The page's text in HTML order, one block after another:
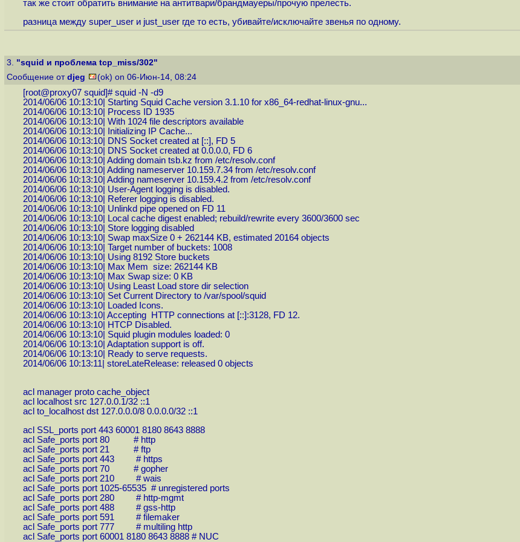
так же стоит обратить внимание на антитвари/брандмауеры/прочую прелесть.
разница между super_user и just_user где то есть, убивайте/исключайте звенья по одному.
3. "squid и проблема tcp_miss/302"
Сообщение от djeg (ok) on 06-Июн-14, 08:24
[root@proxy07 squid]# squid -N -d9
2014/06/06 10:13:10| Starting Squid Cache version 3.1.10 for x86_64-redhat-linux-gnu...
2014/06/06 10:13:10| Process ID 1935
2014/06/06 10:13:10| With 1024 file descriptors available
2014/06/06 10:13:10| Initializing IP Cache...
2014/06/06 10:13:10| DNS Socket created at [::], FD 5
2014/06/06 10:13:10| DNS Socket created at 0.0.0.0, FD 6
2014/06/06 10:13:10| Adding domain tsb.kz from /etc/resolv.conf
2014/06/06 10:13:10| Adding nameserver 10.159.7.34 from /etc/resolv.conf
2014/06/06 10:13:10| Adding nameserver 10.159.4.2 from /etc/resolv.conf
2014/06/06 10:13:10| User-Agent logging is disabled.
2014/06/06 10:13:10| Referer logging is disabled.
2014/06/06 10:13:10| Unlinkd pipe opened on FD 11
2014/06/06 10:13:10| Local cache digest enabled; rebuild/rewrite every 3600/3600 sec
2014/06/06 10:13:10| Store logging disabled
2014/06/06 10:13:10| Swap maxSize 0 + 262144 KB, estimated 20164 objects
2014/06/06 10:13:10| Target number of buckets: 1008
2014/06/06 10:13:10| Using 8192 Store buckets
2014/06/06 10:13:10| Max Mem size: 262144 KB
2014/06/06 10:13:10| Max Swap size: 0 KB
2014/06/06 10:13:10| Using Least Load store dir selection
2014/06/06 10:13:10| Set Current Directory to /var/spool/squid
2014/06/06 10:13:10| Loaded Icons.
2014/06/06 10:13:10| Accepting HTTP connections at [::]:3128, FD 12.
2014/06/06 10:13:10| HTCP Disabled.
2014/06/06 10:13:10| Squid plugin modules loaded: 0
2014/06/06 10:13:10| Adaptation support is off.
2014/06/06 10:13:10| Ready to serve requests.
2014/06/06 10:13:11| storeLateRelease: released 0 objects
acl manager proto cache_object
acl localhost src 127.0.0.1/32 ::1
acl to_localhost dst 127.0.0.0/8 0.0.0.0/32 ::1
acl SSL_ports port 443 60001 8180 8643 8888
acl Safe_ports port 80 # http
acl Safe_ports port 21 # ftp
acl Safe_ports port 443 # https
acl Safe_ports port 70 # gopher
acl Safe_ports port 210 # wais
acl Safe_ports port 1025-65535 # unregistered ports
acl Safe_ports port 280 # http-mgmt
acl Safe_ports port 488 # gss-http
acl Safe_ports port 591 # filemaker
acl Safe_ports port 777 # multiling http
acl Safe_ports port 60001 8180 8643 8888 # NUC